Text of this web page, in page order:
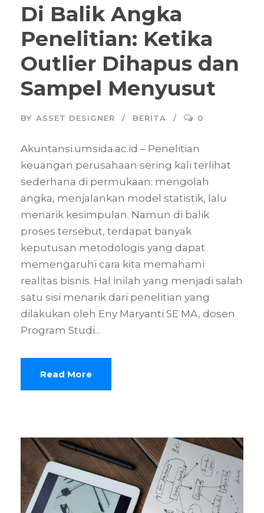
Di Balik Angka
Penelitian: Ketika
Outlier Dihapus dan
Sampel Menyusut
BY ASSET DESIGNER BERITA 0
Akuntansi.umsida.ac.id – Penelitian
keuangan perusahaan sering kali terlihat
sederhana di permukaan: mengolah
angka, menjalankan model statistik, lalu
menarik kesimpulan. Namun di balik
proses tersebut, terdapat banyak
keputusan metodologis yang dapat
memengaruhi cara kita memahami
realitas bisnis. Hal inilah yang menjadi salah
satu sisi menarik dari penelitian yang
dilakukan oleh Eny Maryanti SE MA, dosen
Program Studi...
Read More